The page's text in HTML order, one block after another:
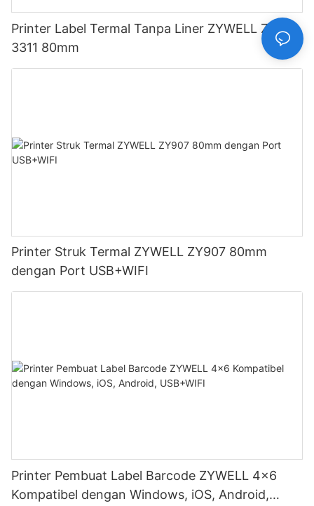
Printer Label Termal Tanpa Liner ZYWELL ZY-
3311 80mm
Printer Struk Termal ZYWELL ZY907 80mm
dengan Port USB+WIFI
Printer Pembuat Label Barcode ZYWELL 4x6
Kompatibel dengan Windows, iOS, Android,